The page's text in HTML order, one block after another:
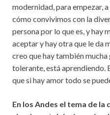
modernidad, para empezar,
cómo convivimos con la
persona por lo que es, y hay
aceptar y hay otra que le da
creo que hay también mucha
tolerante, está aprendiendo.
que si hay amor todo se
En los Andes el tema de